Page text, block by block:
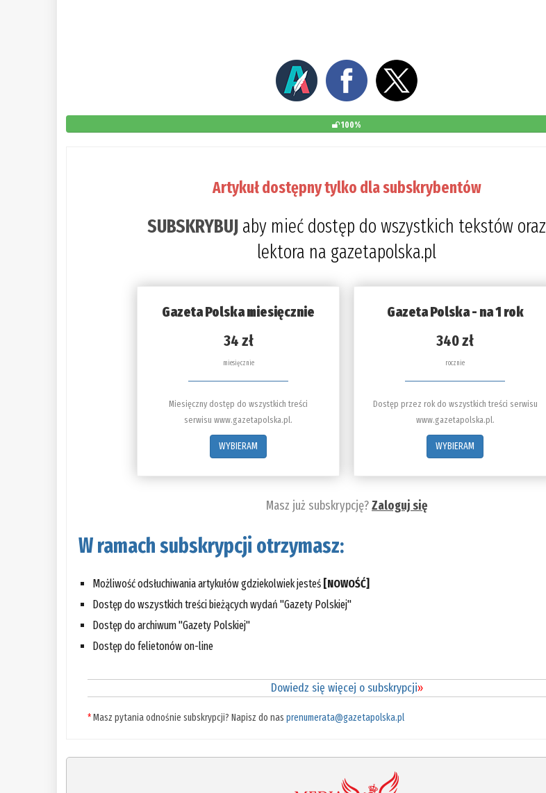
100%
Artykuł dostępny tylko dla subskrybentów
SUBSKRYBUJ aby mieć dostęp do wszystkich tekstów oraz
lektora na gazetapolska.pl
Gazeta Polska miesięcznie
34 zł
miesięcznie
Miesięczny dostęp do wszystkich treści
serwisu www.gazetapolska.pl.
WYBIERAM
Gazeta Polska - na 1 rok
340 zł
rocznie
Dostęp przez rok do wszystkich treści serwisu
www.gazetapolska.pl.
WYBIERAM
Masz już subskrypcję?Zaloguj się
W ramach subskrypcji otrzymasz:
Możliwość odsłuchiwania artykułów gdziekolwiek jesteś [NOWOŚĆ]
Dostęp do wszystkich treści bieżących wydań "Gazety Polskiej"
Dostęp do archiwum "Gazety Polskiej"
Dostęp do felietonów on-line
Dowiedz się więcej o subskrypcji»
*Masz pytania odnośnie subskrypcji? Napisz do nasprenumerata@gazetapolska.pl